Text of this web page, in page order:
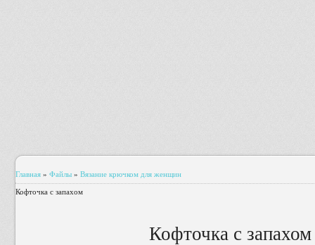
Главная » Файлы » Вязание крючком для женщин
Кофточка с запахом
Кофточка с